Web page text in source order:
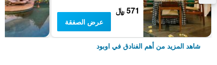
571 ﷼
عرض الصفقة
شاهد المزيد من أهم الفنادق في اوبود